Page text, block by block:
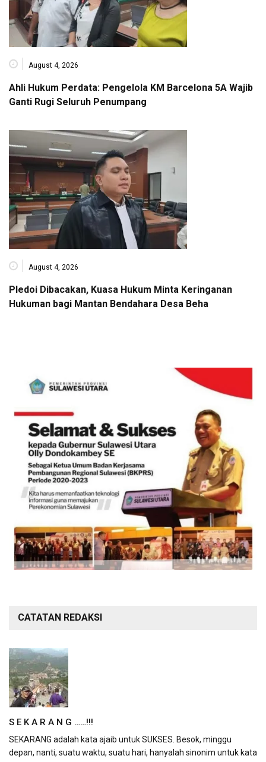
August 4, 2026
Ahli Hukum Perdata: Pengelola KM Barcelona 5A Wajib
Ganti Rugi Seluruh Penumpang
August 4, 2026
Pledoi Dibacakan, Kuasa Hukum Minta Keringanan
Hukuman bagi Mantan Bendahara Desa Beha
CATATAN REDAKSI
S E K A R A N G ……!!!
SEKARANG adalah kata ajaib untuk SUKSES. Besok, minggu
depan, nanti, suatu waktu, suatu hari, hanyalah sinonim untuk kata